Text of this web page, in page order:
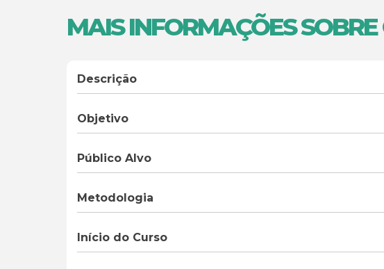
MAIS INFORMAÇÕES
Descrição
Objetivo
Público Alvo
Metodologia
Início do Curso